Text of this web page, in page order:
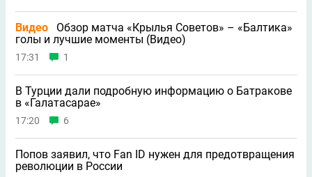
Видео
Обзор матча «Крылья Советов» – «Балтика»
голы и лучшие моменты (Видео)
17:31 1
В Турции дали подробную информацию о Батракове
в «Галатасарае»
17:20 6
Попов заявил, что Fan ID нужен для предотвращения
революции в России